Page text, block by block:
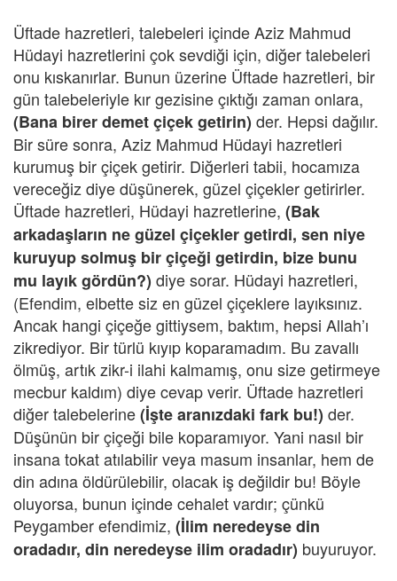
Üftade hazretleri, talebeleri içinde Aziz Mahmud
Hüdayi hazretlerini çok sevdiği için, diğer talebeleri
onu kıskanırlar. Bunun üzerine Üftade hazretleri, bir
gün talebeleriyle kır gezisine çıktığı zaman onlara,
(Bana birer demet çiçek getirin) der. Hepsi dağılır.
Bir süre sonra, Aziz Mahmud Hüdayi hazretleri
kurumuş bir çiçek getirir. Diğerleri tabii, hocamıza
vereceğiz diye düşünerek, güzel çiçekler getirirler.
Üftade hazretleri, Hüdayi hazretlerine, (Bak
arkadaşların ne güzel çiçekler getirdi, sen niye
kuruyup solmuş bir çiçeği getirdin, bize bunu
mu layık gördün?) diye sorar. Hüdayi hazretleri,
(Efendim, elbette siz en güzel çiçeklere layıksınız.
Ancak hangi çiçeğe gittiysem, baktım, hepsi Allah’ı
zikrediyor. Bir türlü kıyıp koparamadım. Bu zavallı
ölmüş, artık zikr-i ilahi kalmamış, onu size getirmeye
mecbur kaldım) diye cevap verir. Üftade hazretleri
diğer talebelerine(İşte aranızdaki fark bu!) der.
Düşünün bir çiçeği bile koparamıyor. Yani nasıl bir
insana tokat atılabilir veya masum insanlar, hem de
din adına öldürülebilir, olacak iş değildir bu! Böyle
oluyorsa, bunun içinde cehalet vardır; çünkü
Peygamber efendimiz, (İlim neredeyse din
oradadır, din neredeyse ilim oradadır) buyuruyor.